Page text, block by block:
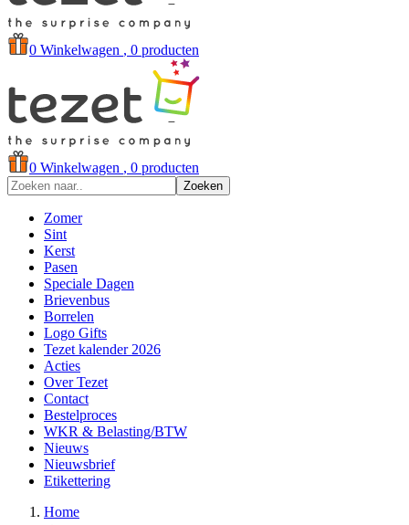
0 Winkelwagen , 0 producten
0 Winkelwagen , 0 producten
Zoeken
Zomer
Sint
Kerst
Pasen
Speciale Dagen
Brievenbus
Borrelen
Logo Gifts
Tezet kalender 2026
Acties
Over Tezet
Contact
Bestelproces
WKR & Belasting/BTW
Nieuws
Nieuwsbrief
Etikettering
Home